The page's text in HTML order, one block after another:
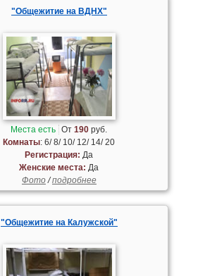
"Общежитие на ВДНХ"
Места есть От190 руб.
Комнаты: 6/ 8/ 10/ 12/ 14/ 20
Регистрация: Да
Женские места: Да
Фото/подробнее
"Общежитие на Калужской"